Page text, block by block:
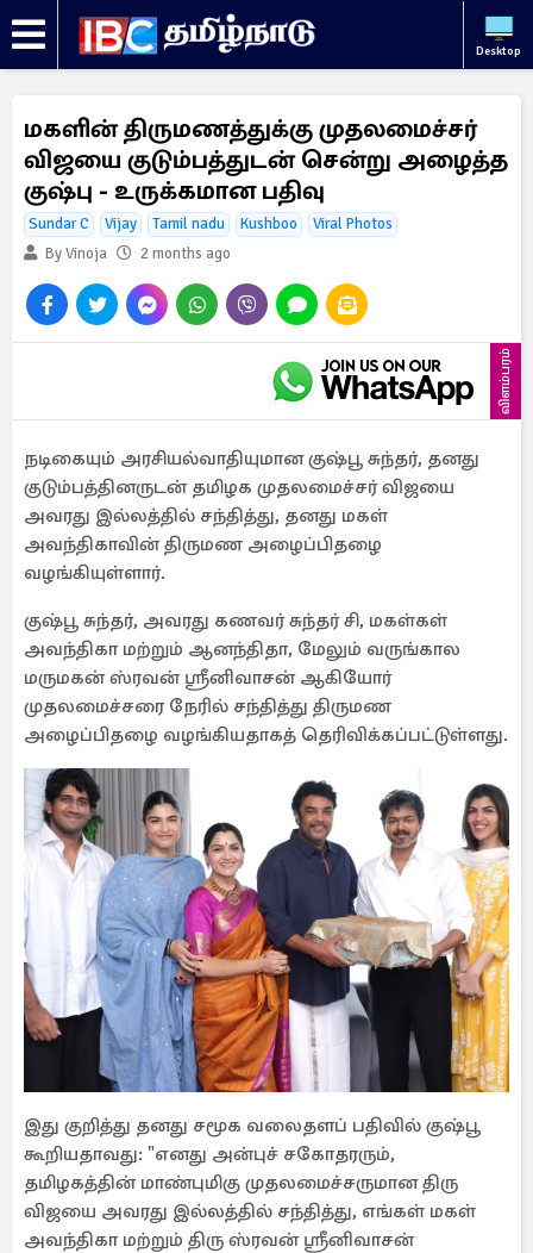
Desktop
மகளின் திருமணத்துக்கு முதலமைச்சர்
விஜயை குடும்பத்துடன் சென்று அழைத்த
குஷ்பு - உருக்கமான பதிவு
Sundar C Vijay Tamil nadu Kushboo
Viral Photos
By Vinoja
2 months ago
விளம்பரம்
நடிகையும் அரசியல்வாதியுமான குஷ்பூ சுந்தர், தனது
குடும்பத்தினருடன் தமிழக முதலமைச்சர் விஜயை
அவரது இல்லத்தில் சந்தித்து, தனது மகள்
அவந்திகாவின் திருமண அழைப்பிதழை
வழங்கியுள்ளார்.
குஷ்பூ சுந்தர், அவரது கணவர் சுந்தர் சி, மகள்கள்
அவந்திகா மற்றும் ஆனந்திதா, மேலும் வருங்கால
மருமகன் ஸ்ரவன் ஸ்ரீனிவாசன் ஆகியோர்
முதலமைச்சரை நேரில் சந்தித்து திருமண
அழைப்பிதழை வழங்கியதாகத் தெரிவிக்கப்பட்டுள்ளது.
இது குறித்து தனது சமூக வலைதளப் பதிவில் குஷ்பூ
கூறியதாவது: "எனது அன்புச் சகோதரரும்,
தமிழகத்தின் மாண்புமிகு முதலமைச்சருமான திரு
விஜயை அவரது இல்லத்தில் சந்தித்து, எங்கள் மகள்
அவந்திகா மற்றும் திரு ஸ்ரவன் ஸ்ரீனிவாசன்